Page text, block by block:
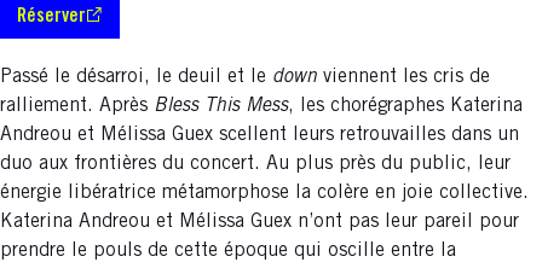
Réserver
S'ouvre dans une nouvelle fenêtre
Passé le désarroi, le deuil et le down viennent les cris de
ralliement. Après Bless This Mess, les chorégraphes Katerina
Andreou et Mélissa Guex scellent leurs retrouvailles dans un
duo aux frontières du concert. Au plus près du public, leur
énergie libératrice métamorphose la colère en joie collective.
Katerina Andreou et Mélissa Guex n’ont pas leur pareil pour
prendre le pouls de cette époque qui oscille entre la